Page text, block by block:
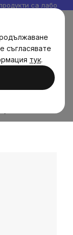
съгласявате
тук.
са
100 мл.